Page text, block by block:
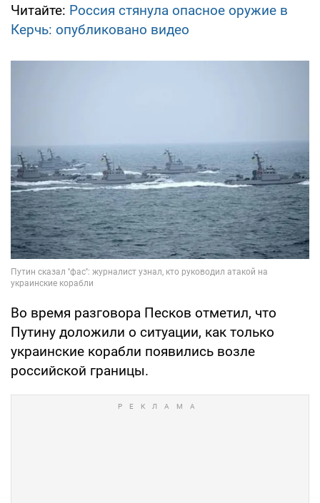
Читайте: Россия стянула опасное оружие в
Керчь: опубликовано видео
Во время разговора Песков отметил, что
Путину доложили о ситуации, как только
украинские корабли появились возле
российской границы.